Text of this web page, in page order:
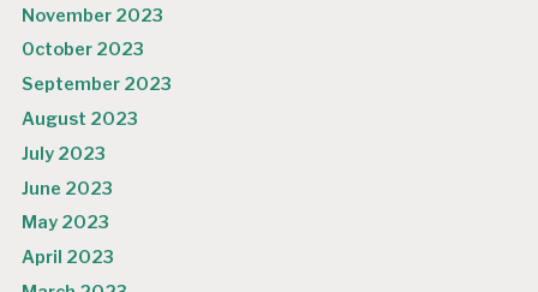
November 2023
October 2023
September 2023
August 2023
July 2023
June 2023
May 2023
April 2023